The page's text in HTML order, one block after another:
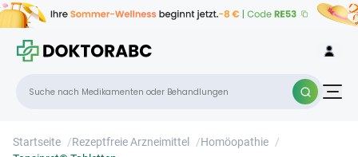
Startseite /Rezeptfreie Arzneimittel /Homöopathie /
×